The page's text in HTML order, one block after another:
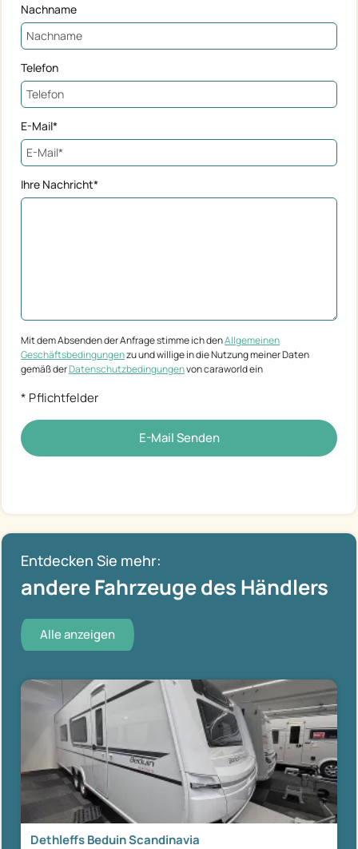
Nachname
Telefon
E-Mail*
Ihre Nachricht*
Mit dem Absenden der Anfrage stimme ich denAllgemeinen
Geschäftsbedingungenzu und willige in die Nutzung meiner Daten
gemäß derDatenschutzbedingungenvon caraworld ein
* Pflichtfelder
E-Mail Senden
Entdecken Sie mehr:
andere Fahrzeuge des Händlers
Alle anzeigen
Dethleffs Beduin Scandinavia